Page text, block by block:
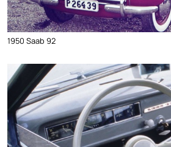
1950 Saab 92